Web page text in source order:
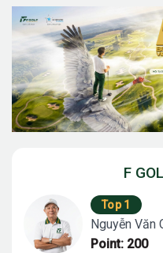
F
Top 1
Nguyễn Văn
Point: 200